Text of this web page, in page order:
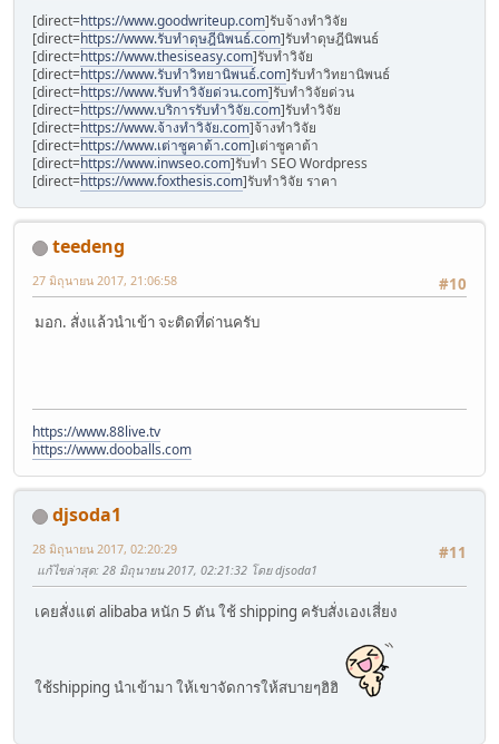
[direct=https://www.goodwriteup.com]รับจ้างทำวิจัย
[direct=https://www.รับทําดุษฎีนิพนธ์.com]รับทำดุษฎีนิพนธ์
[direct=https://www.thesiseasy.com]รับทำวิจัย
[direct=https://www.รับทําวิทยานิพนธ์.com]รับทำวิทยานิพนธ์
[direct=https://www.รับทําวิจัยด่วน.com]รับทำวิจัยด่วน
[direct=https://www.บริการรับทําวิจัย.com]รับทำวิจัย
[direct=https://www.จ้างทําวิจัย.com]จ้างทำวิจัย
[direct=https://www.เต่าซูคาต้า.com]เต่าซูคาต้า
[direct=https://www.inwseo.com]รับทำ SEO Wordpress
[direct=https://www.foxthesis.com]รับทำวิจัย ราคา
teedeng
#10
27 มิถุนายน 2017, 21:06:58
มอก. สั่งแล้วนำเข้า จะติดที่ด่านครับ
https://www.88live.tv
https://www.dooballs.com
djsoda1
#11
28 มิถุนายน 2017, 02:20:29
แก้ไขล่าสุด: 28 มิถุนายน 2017, 02:21:32 โดย djsoda1
เคยสั่งแต่ alibaba หนัก 5 ตัน ใช้ shipping ครับสั่งเองเสี่ยง
ใช้shipping นำเข้ามา ให้เขาจัดการให้สบายๆฮิฮิ